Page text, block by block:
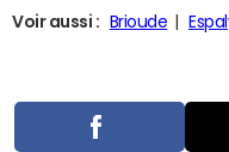
Voir aussi : Brioude